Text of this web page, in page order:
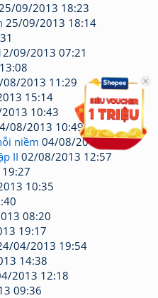
09/2013 18:23
25/09/2013 18:14
09/2013 07:21
08/2013 11:29
15:14
10:43
08/2013 10:49
niềm 04/08/2013 10:31
II 02/08/2013 12:57
10:35
08:20
19:17
04/2013 19:54
14:38
2013 12:18
09:36